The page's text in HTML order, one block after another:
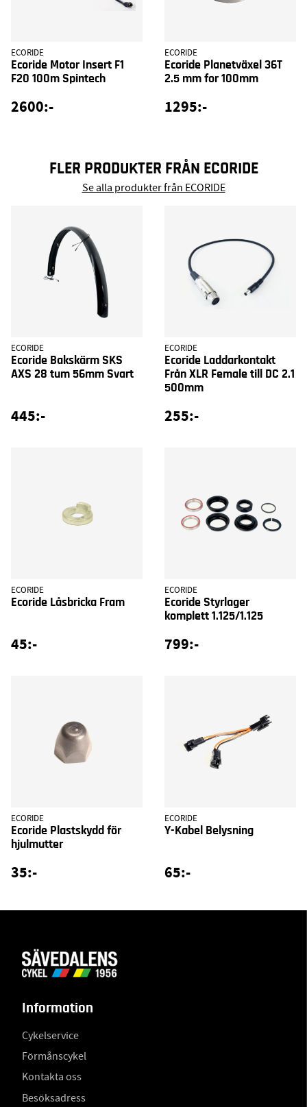
ECORIDE
Ecoride Motor Insert F1
F20 100m Spintech
2600:-
ECORIDE
Ecoride Planetväxel 36T
2.5 mm for 100mm
1295:-
FLER PRODUKTER FRÅN ECORIDE
Se alla produkter från ECORIDE
ECORIDE
Ecoride Bakskärm SKS
AXS 28 tum 56mm Svart
445:-
ECORIDE
Ecoride Laddarkontakt
Från XLR Female till DC 2.1
500mm
255:-
ECORIDE
Ecoride Låsbricka Fram
45:-
ECORIDE
Ecoride Styrlager
komplett 1.125/1.125
799:-
ECORIDE
Ecoride Plastskydd för
hjulmutter
35:-
ECORIDE
Y-Kabel Belysning
65:-
Information
Cykelservice
Förmånscykel
Kontakta oss
Besöksadress